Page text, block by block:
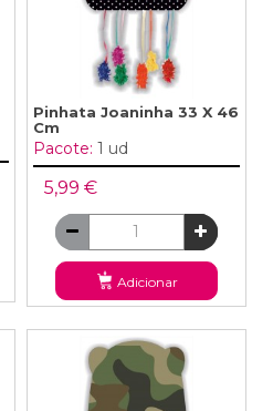
Pinhata Joaninha 33 X 46
Cm
Pacote: 1 ud
5,99 €
Adicionar